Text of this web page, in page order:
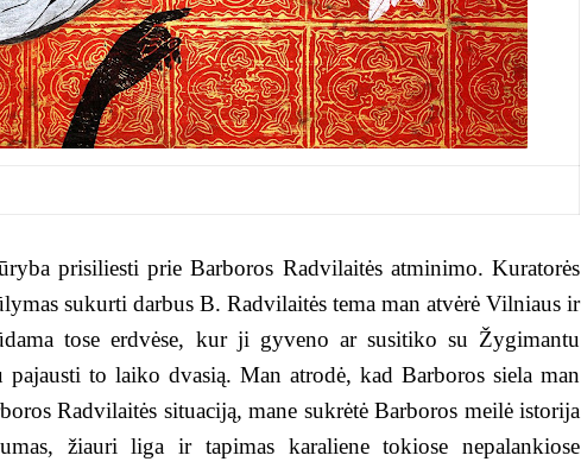
prisiliesti prie Barboros Radvilaitės atminimo. Kuratorės
sukurti darbus B. Radvilaitės tema man atvėrė Vilniaus ir
tose erdvėse, kur ji gyveno ar susitiko su Žygimantu
to laiko dvasią. Man atrodė, kad Barboros siela man
Radvilaitės situaciją, mane sukrėtė Barboros meilė istorija
žiauri liga ir tapimas karaliene tokiose nepalankiose